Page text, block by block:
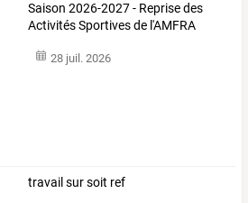
Saison 2026-2027 - Reprise des
Activités Sportives de l'AMFRA
28 juil. 2026
travail sur soit ref